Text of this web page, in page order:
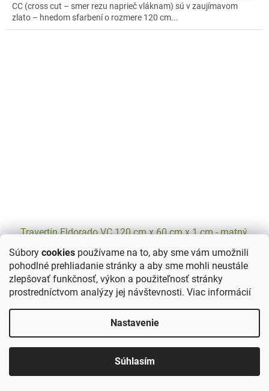
Súbory cookies používame na to, aby sme vám umožnili
pohodlné prehliadanie stránky a aby sme mohli neustále
zlepšovať funkčnosť, výkon a použiteľnosť stránky
prostredníctvom analýzy jej návštevnosti. Viac informácií
Nastavenie
Súhlasím
CC (cross cut – smer rezu naprieč vláknam) sú v zaujímavom
zlato – hnedom sfarbení o rozmere 120 cm...
Travertín Eldorado VC 120 cm x 60 cm x 1 cm - matný,
71,90 €/ m2
DETAIL
Travertín Eldorado VC je luxusný prírodný kameň s výraznou zlato-
hnedou farebnosťou a unikátnou kresbou, ktorá dodáva priestoru
teplý a prirodzený vzhľad. Tento veľkoformátový...